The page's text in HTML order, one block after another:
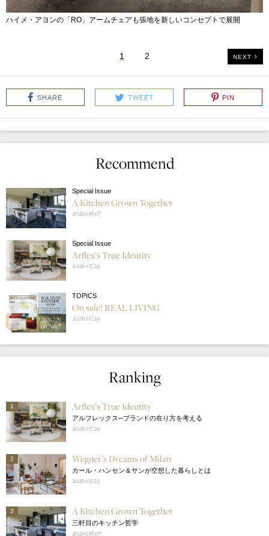
ハイメ・アヨンの「RO」アームチェアも張地を新しいコンセプトで展開
NEXT
1 2
SHARE TWEET PIN
Recommend
Special Issue
A Kitchen Grown Together
2026.08.07
Special Issue
Arflex’s True Identity
2026.07.29
TOPICS
On sale! REAL LIVING
2026.07.29
Ranking
1 Arflex’s True Identity
アルフレックス─ブランドの在り方を考える
2026.07.29
2 Wegner’s Dreams of Milan
カール・ハンセン＆サンが空想した暮らしとは
2026.07.23
3 A Kitchen Grown Together
三軒目のキッチン哲学
2026.08.07